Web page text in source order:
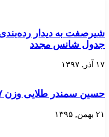
شیرصفت به دیدار
جدول شانس مجدد
۱۷ آذر, ۱۳۹۷
حسین سمندر طلایی وزن ۶۷- کیلوگرم کاراته شد
۲۱ بهمن, ۱۳۹۵